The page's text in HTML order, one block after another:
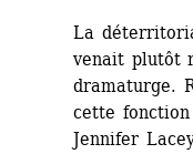
La
venait plutôt
dramaturge.
cette
Jennifer